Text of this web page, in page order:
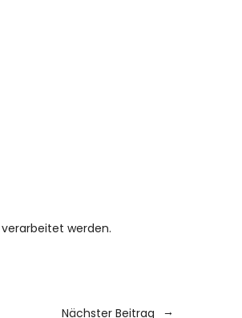
werden.
Nächster Beitrag